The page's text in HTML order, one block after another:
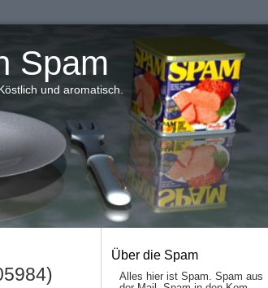
Spam
und aromatisch.
Über die Spam
Alles hier ist Spam. Spam aus